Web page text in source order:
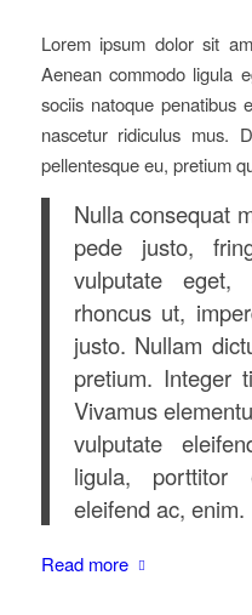
Lorem ipsum dolor sit
Aenean commodo ligula
sociis natoque penatibus
nascetur ridiculus mus.
pellentesque eu, pretium
Nulla consequat
pede justo,
vulputate
rhoncus ut,
justo. Nullam
pretium. Integer
Vivamus
vulputate
ligula, porttitor
eleifend ac, enim.
Read more